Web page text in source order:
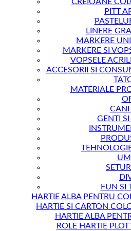
CREIOANE
PITT
LINERE
MARKERE
MARKERE SI
VOPSELE
ACCESORII SI
MATERIALE
CANI
GENTI
FUN SI
HARTIE ALBA PENTRU
HARTIE SI CARTON
HARTIE ALBA
ROLE HARTIE